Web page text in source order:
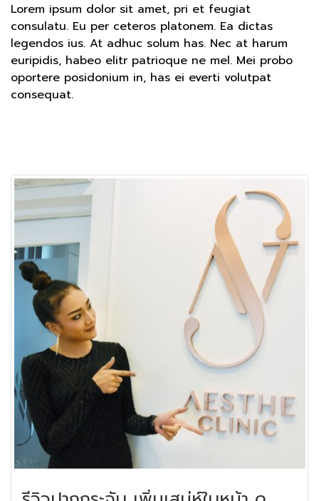
Lorem ipsum dolor sit amet, pri et feugiat
consulatu. Eu per ceteros platonem. Ea dictas
legendos ius. At adhuc solum has. Nec at harum
euripidis, habeo elitr patrioque ne mel. Mei probo
oportere posidonium in, has ei everti volutpat
consequat.